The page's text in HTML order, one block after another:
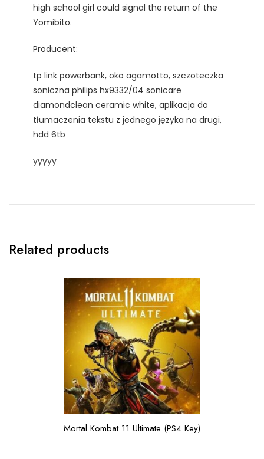
high school girl could signal the return of the
Yomibito.
Producent:
tp link powerbank, oko agamotto, szczoteczka
soniczna philips hx9332/04 sonicare
diamondclean ceramic white, aplikacja do
tłumaczenia tekstu z jednego języka na drugi,
hdd 6tb
yyyyy
Related products
Mortal Kombat 11 Ultimate (PS4 Key)